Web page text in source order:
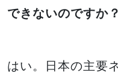
できないのですか？
はい。日本の主要